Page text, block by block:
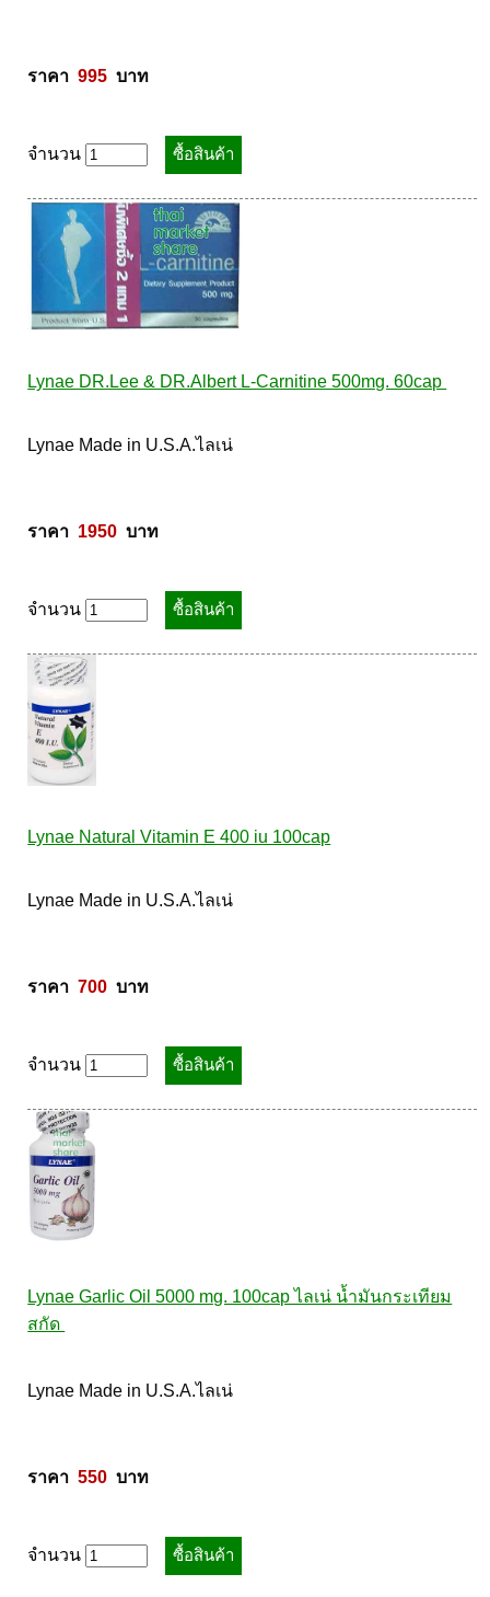
ราคา 995
  บาท
จำนวน
Lynae DR.Lee & DR.Albert L-Carnitine 500mg. 60cap
Lynae Made in U.S.A.ไลเน่
ราคา 1950
  บาท
จำนวน
Lynae Natural Vitamin E 400 iu 100cap
Lynae Made in U.S.A.ไลเน่
ราคา 700
  บาท
จำนวน
Lynae Garlic Oil 5000 mg. 100cap ไลเน่ น้ำมันกระเทียม
สกัด
Lynae Made in U.S.A.ไลเน่
ราคา 550
  บาท
จำนวน